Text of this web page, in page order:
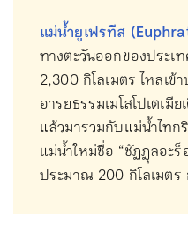
แม่น้ำยูเฟรทีส
ทางตะวันออกของประเ
2,300 กิโลเมตร ไหลเข้
อารยธรรมเมโสโปเตเ
แล้วมารวมกับแม่น้ำไทก
แม่น้ำใหม่ชื่อ “ชัฏฏุลอะ
ประมาณ 200 กิโลเมตร